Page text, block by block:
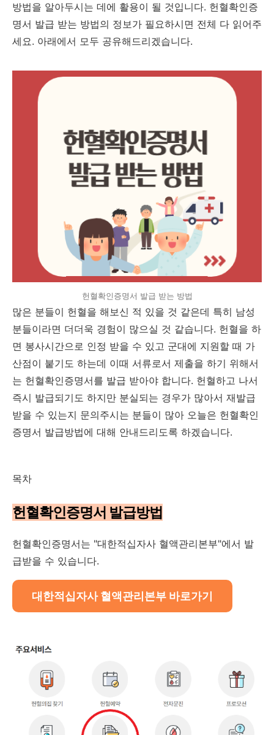
방법을 알아두시는 데에 활용이 될 것입니다. 헌혈확인증
명서 발급 받는 방법의 정보가 필요하시면 전체 다 읽어주
세요. 아래에서 모두 공유해드리겠습니다.
헌혈확인증명서 발급 받는 방법
많은 분들이 헌혈을 해보신 적 있을 것 같은데 특히 남성
분들이라면 더더욱 경험이 많으실 것 같습니다. 헌혈을 하
면 봉사시간으로 인정 받을 수 있고 군대에 지원할 때 가
산점이 붙기도 하는데 이때 서류로서 제출을 하기 위해서
는 헌혈확인증명서를 발급 받아야 합니다. 헌혈하고 나서
즉시 발급되기도 하지만 분실되는 경우가 많아서 재발급
받을 수 있는지 문의주시는 분들이 많아 오늘은 헌혈확인
증명서 발급방법에 대해 안내드리도록 하겠습니다.
목차
헌혈확인증명서 발급방법
헌혈확인증명서는 "대한적십자사 혈액관리본부"에서 발
급받을 수 있습니다.
대한적십자사 혈액관리본부 바로가기